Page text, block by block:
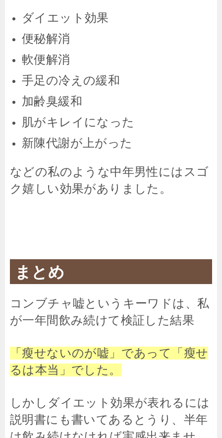
ダイエット効果
便秘解消
軟便解消
手足の冷えの緩和
加齢臭緩和
肌がキレイになった
新陳代謝が上がった
などの私のような中年男性にはスゴ
ク嬉しい効果がありました。
まとめ
コンブチャ嘘というキーワドは、私
が一年間飲み続けて検証した結果
「瘦せないのが嘘」であって「瘦せ
るは本当」でした。
しかしダイエット効果が表れるには
説明書にも書いてあるとうり、半年